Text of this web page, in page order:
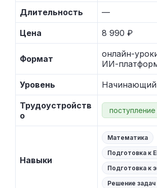
Длительность —
Цена 8 990 ₽
Формат
онлайн-
ИИ-
Уровень Начинающий
Трудоустройств
о
поступление
Навыки
Математика
Подготовка к
Подготовка к
Решение задач